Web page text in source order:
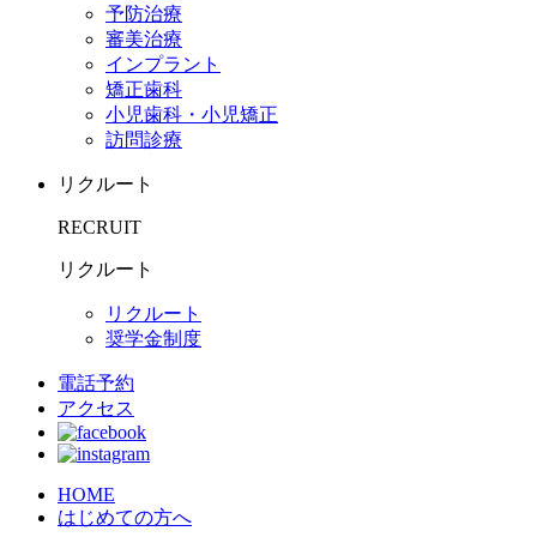
予防治療
審美治療
インプラント
矯正歯科
小児歯科・小児矯正
訪問診療
リクルート
RECRUIT
リクルート
リクルート
奨学金制度
電話予約
アクセス
HOME
はじめての方へ